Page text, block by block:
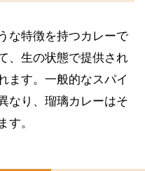
な特徴を持つカレーで
、生の状態で提供され
ます。一般的なスパイ
なり、瑠璃カレーはそ
す。